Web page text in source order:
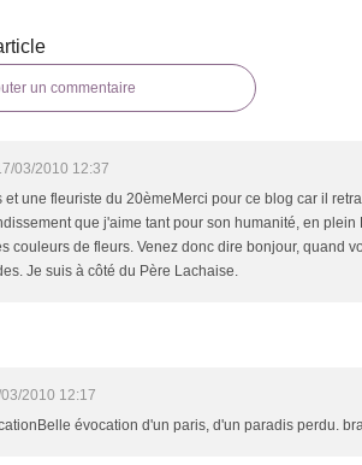
un commentaire
03/2010 12:37
et une fleuriste du 20èmeMerci pour ce blog car il
que j'aime tant pour son humanité, en plein
couleurs de fleurs. Venez donc dire bonjour, quand
Je suis à côté du Père Lachaise.
2010 12:17
évocation d'un paris, d'un paradis perdu.